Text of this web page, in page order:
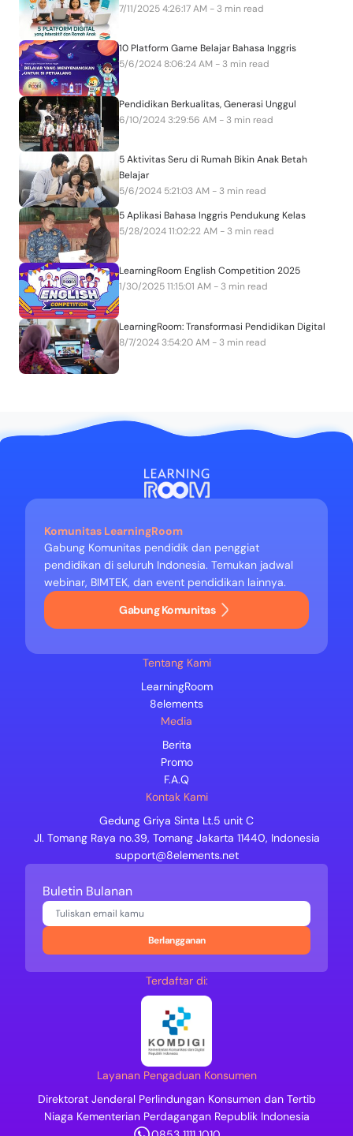
7/11/2025 4:26:17 AM - 3 min read
10 Platform Game Belajar Bahasa Inggris
5/6/2024 8:06:24 AM - 3 min read
Pendidikan Berkualitas, Generasi Unggul
6/10/2024 3:29:56 AM - 3 min read
5 Aktivitas Seru di Rumah Bikin Anak Betah
Belajar
5/6/2024 5:21:03 AM - 3 min read
5 Aplikasi Bahasa Inggris Pendukung Kelas
5/28/2024 11:02:22 AM - 3 min read
LearningRoom English Competition 2025
1/30/2025 11:15:01 AM - 3 min read
LearningRoom: Transformasi Pendidikan Digital
8/7/2024 3:54:20 AM - 3 min read
Komunitas LearningRoom
Gabung Komunitas pendidik dan penggiat
pendidikan di seluruh Indonesia. Temukan jadwal
webinar, BIMTEK, dan event pendidikan lainnya.
Gabung Komunitas
Tentang Kami
LearningRoom
8elements
Media
Berita
Promo
F.A.Q
Kontak Kami
Gedung Griya Sinta Lt.5 unit C
Jl. Tomang Raya no.39, Tomang Jakarta 11440, Indonesia
support@8elements.net
Buletin Bulanan
Berlangganan
Terdaftar di:
Layanan Pengaduan Konsumen
Direktorat Jenderal Perlindungan Konsumen dan Tertib
Niaga Kementerian Perdagangan Republik Indonesia